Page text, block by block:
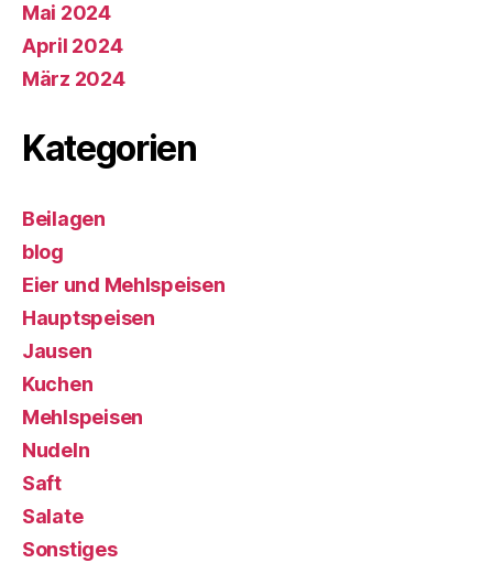
Mai 2024
April 2024
März 2024
Kategorien
Beilagen
blog
Eier und Mehlspeisen
Hauptspeisen
Jausen
Kuchen
Mehlspeisen
Nudeln
Saft
Salate
Sonstiges